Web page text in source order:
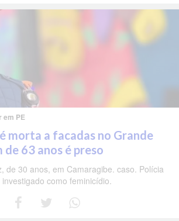
em PE
morta a facadas no Grande
de 63 anos é preso
de 30 anos, em Camaragibe. caso. Polícia
como feminicídio.